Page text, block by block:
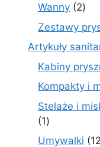
Wanny 22
Zestawy
Artykuły
Kabiny
Kompakty i
Stelaże i
11
produkt
Umywalki 12